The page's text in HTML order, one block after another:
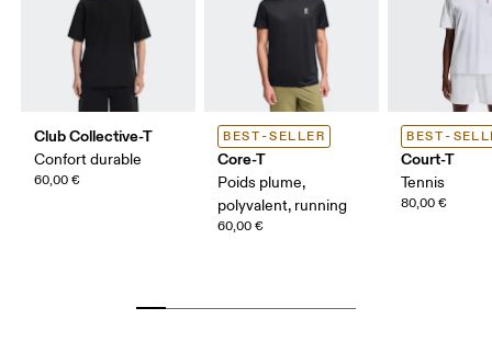
Club Collective-T
Confort durable
60,00 €
BEST-SELLER
Core-T
Poids plume,
polyvalent, running
60,00 €
BEST-
Court-T
Tennis
80,00 €